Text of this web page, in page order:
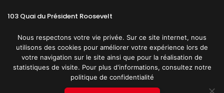
103 Quai du Président Roosevelt
CGU Politique de confidentialité
Nous respectons votre vie privée. Sur ce site internet, nous
utilisons des cookies pour améliorer votre expérience lors de
votre navigation sur le site ainsi que pour la réalisation de
statistiques de visite. Pour plus d'informations, consultez notre
politique de confidentialité